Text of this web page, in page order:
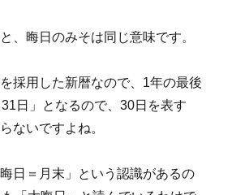
、晦日のみそは同じ意味です。
採用した新暦なので、1年の最後
日」となるので、30日を表す
ないですよね。
日＝月末」という認識があるの